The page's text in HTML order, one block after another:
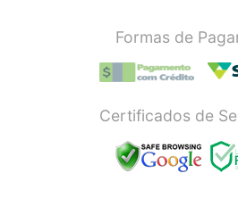
Formas de
Certificados de